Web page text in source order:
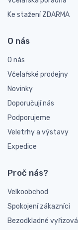
Ke stažení ZDARMA
O nás
O nás
Včelařské prodejny
Novinky
Doporučují nás
Podporujeme
Veletrhy a výstavy
Expedice
Proč nás?
Velkoobchod
Spokojení zákazníci
Bezodkladné